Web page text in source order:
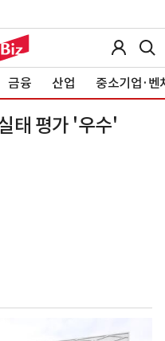
금융 산업 중소기업·벤
태 평가 '우수'